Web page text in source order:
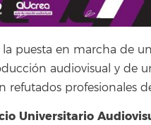
la puesta en marcha de
audiovisual y de
profesionales
Universitario